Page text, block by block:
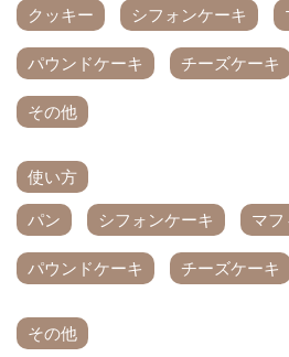
クッキー シフォンケーキ
パウンドケーキ チーズケーキ
その他
使い方
パン シフォンケーキ マフ
パウンドケーキ チーズケーキ
その他